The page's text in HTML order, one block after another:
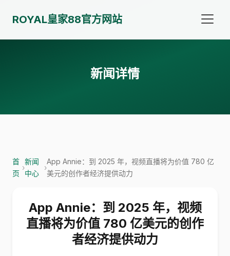
ROYAL皇家88官方网站
新闻详情
首
页
›
新闻
中心
›
App Annie：到 2025 年，视频直播将为价值 780 亿
美元的创作者经济提供动力
App Annie：到 2025 年，视频
直播将为价值 780 亿美元的创作
者经济提供动力